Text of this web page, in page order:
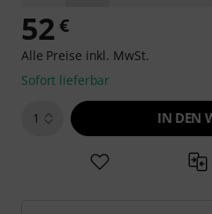
52 €
Alle Preise inkl. MwSt.
Sofort lieferbar
1 IN DEN